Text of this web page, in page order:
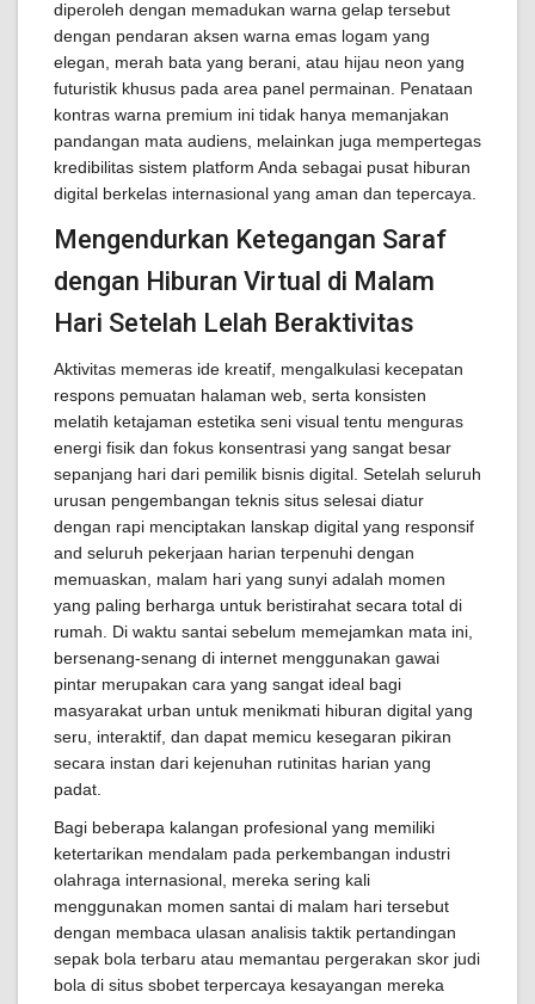
diperoleh dengan memadukan warna gelap tersebut
dengan pendaran aksen warna emas logam yang
elegan, merah bata yang berani, atau hijau neon yang
futuristik khusus pada area panel permainan. Penataan
kontras warna premium ini tidak hanya memanjakan
pandangan mata audiens, melainkan juga mempertegas
kredibilitas sistem platform Anda sebagai pusat hiburan
digital berkelas internasional yang aman dan tepercaya.
Mengendurkan Ketegangan Saraf
dengan Hiburan Virtual di Malam
Hari Setelah Lelah Beraktivitas
Aktivitas memeras ide kreatif, mengalkulasi kecepatan
respons pemuatan halaman web, serta konsisten
melatih ketajaman estetika seni visual tentu menguras
energi fisik dan fokus konsentrasi yang sangat besar
sepanjang hari dari pemilik bisnis digital. Setelah seluruh
urusan pengembangan teknis situs selesai diatur
dengan rapi menciptakan lanskap digital yang responsif
and seluruh pekerjaan harian terpenuhi dengan
memuaskan, malam hari yang sunyi adalah momen
yang paling berharga untuk beristirahat secara total di
rumah. Di waktu santai sebelum memejamkan mata ini,
bersenang-senang di internet menggunakan gawai
pintar merupakan cara yang sangat ideal bagi
masyarakat urban untuk menikmati hiburan digital yang
seru, interaktif, dan dapat memicu kesegaran pikiran
secara instan dari kejenuhan rutinitas harian yang
padat.
Bagi beberapa kalangan profesional yang memiliki
ketertarikan mendalam pada perkembangan industri
olahraga internasional, mereka sering kali
menggunakan momen santai di malam hari tersebut
dengan membaca ulasan analisis taktik pertandingan
sepak bola terbaru atau memantau pergerakan skor judi
bola di situs sbobet terpercaya kesayangan mereka